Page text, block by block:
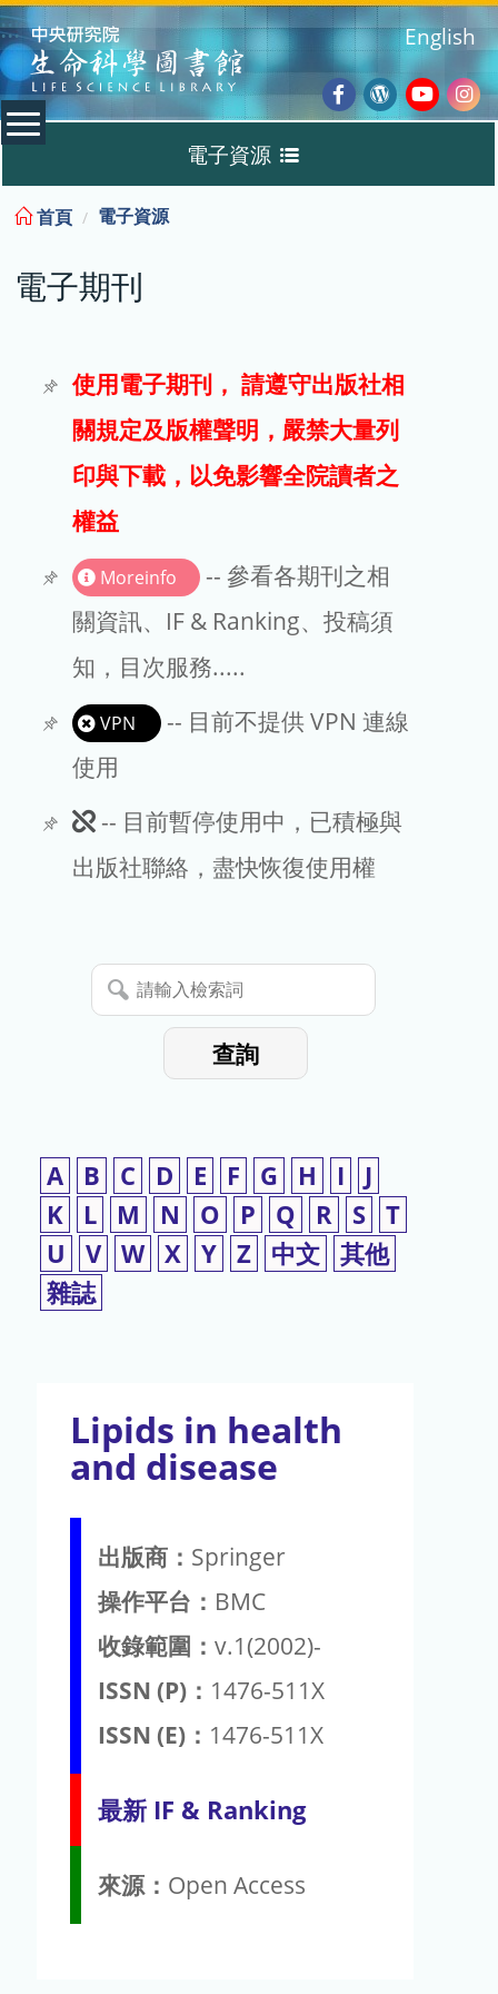
:::
Facebook
Wordpress
English
電子資源
電子期刊
試用
文章處理費
EndNote
首頁 電子資源
電子期刊
使用電子期刊， 請遵守出版社相
關規定及版權聲明，嚴禁大量列
印與下載，以免影響全院讀者之
權益
Moreinfo
-- 參看各期刊之相
關資訊、IF & Ranking、投稿須
知，目次服務.....
VPN
-- 目前不提供 VPN 連線
使用
此
期
暫
停
-- 目前暫停使用中，已積極與
出版社聯絡，盡快恢復使用權
請
輸
查詢
A B C D E F G H I
J
K
L M N O P Q R S T
U
V W X Y Z 中文 其他
雜誌
Lipids in health
and disease
出版商： Springer
操作平台： BMC
收錄範圍： v.1(2002)-
ISSN (P)： 1476-511X
ISSN (E)： 1476-511X
最新 IF & Ranking
來源： Open Access